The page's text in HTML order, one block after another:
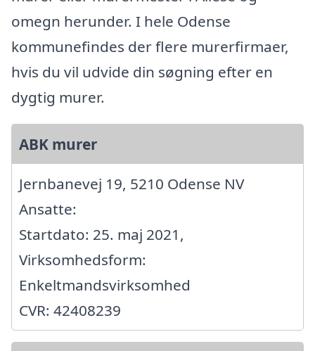
omegn herunder. I hele Odense
kommunefindes der flere murerfirmaer,
hvis du vil udvide din søgning efter en
dygtig murer.
ABK murer
Jernbanevej 19, 5210 Odense NV
Ansatte:
Startdato: 25. maj 2021,
Virksomhedsform:
Enkeltmandsvirksomhed
CVR: 42408239